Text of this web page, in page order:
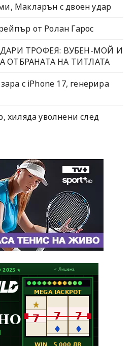
Макларън с двоен удар
от Ролан Гарос
ТРОФЕЯ: ВУБЕН-МОЙ И
ОТБРАНАТА НА ТИТЛАТА
с iPhone 17, генерира
хиляда уволнени след